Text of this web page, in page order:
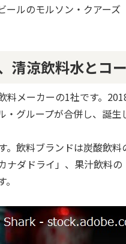
ルのモルソン・クアーズ
清涼飲料水とコ
メーカーの1社です。
グループが合併し、誕生
飲料ブランドは炭酸飲料
ダドライ」、果汁飲料